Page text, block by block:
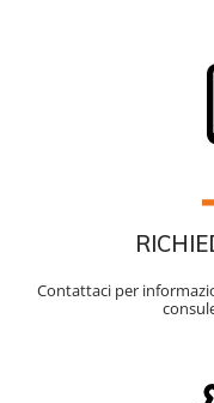
Contattaci per